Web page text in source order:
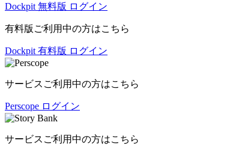
Dockpit 無料版 ログイン
有料版ご利用中の方はこちら
Dockpit 有料版 ログイン
サービスご利用中の方はこちら
Perscope ログイン
サービスご利用中の方はこちら